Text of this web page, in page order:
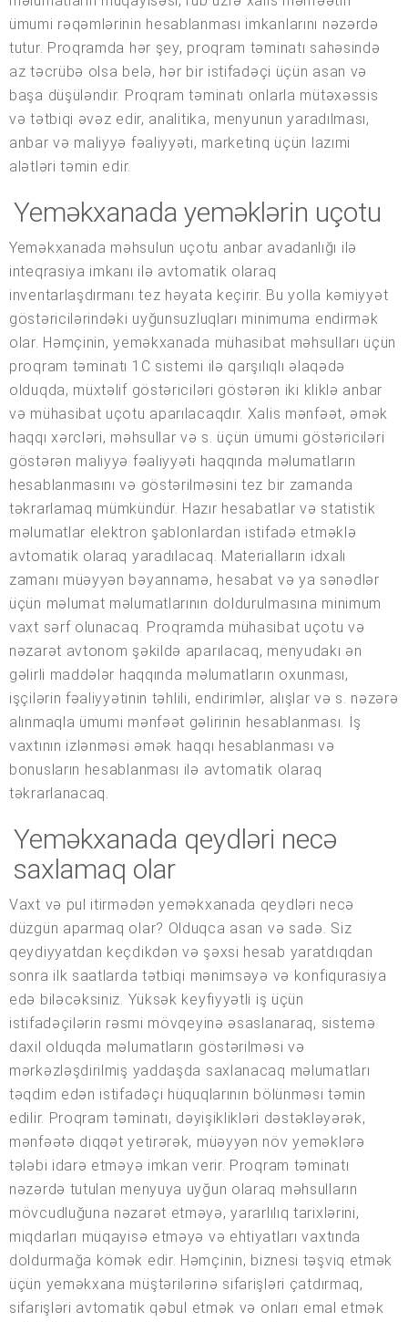
ümumi rəqəmlərinin hesablanması imkanlarını nəzərdə
tutur. Proqramda hər şey, proqram təminatı sahəsində
az təcrübə olsa belə, hər bir istifadəçi üçün asan və
başa düşüləndir. Proqram təminatı onlarla mütəxəssis
və tətbiqi əvəz edir, analitika, menyunun yaradılması,
anbar və maliyyə fəaliyyəti, marketinq üçün lazımi
alətləri təmin edir.
Yeməkxanada yeməklərin uçotu
Yeməkxanada məhsulun uçotu anbar avadanlığı ilə
inteqrasiya imkanı ilə avtomatik olaraq
inventarlaşdırmanı tez həyata keçirir. Bu yolla kəmiyyət
göstəricilərindəki uyğunsuzluqları minimuma endirmək
olar. Həmçinin, yeməkxanada mühasibat məhsulları üçün
proqram təminatı 1C sistemi ilə qarşılıqlı əlaqədə
olduqda, müxtəlif göstəriciləri göstərən iki kliklə anbar
və mühasibat uçotu aparılacaqdır. Xalis mənfəət, əmək
haqqı xərcləri, məhsullar və s. üçün ümumi göstəriciləri
göstərən maliyyə fəaliyyəti haqqında məlumatların
hesablanmasını və göstərilməsini tez bir zamanda
təkrarlamaq mümkündür. Hazır hesabatlar və statistik
məlumatlar elektron şablonlardan istifadə etməklə
avtomatik olaraq yaradılacaq. Materialların idxalı
zamanı müəyyən bəyannamə, hesabat və ya sənədlər
üçün məlumat məlumatlarının doldurulmasına minimum
vaxt sərf olunacaq. Proqramda mühasibat uçotu və
nəzarət avtonom şəkildə aparılacaq, menyudakı ən
gəlirli maddələr haqqında məlumatların oxunması,
işçilərin fəaliyyətinin təhlili, endirimlər, alışlar və s. nəzərə
alınmaqla ümumi mənfəət gəlirinin hesablanması. İş
vaxtının izlənməsi əmək haqqı hesablanması və
bonusların hesablanması ilə avtomatik olaraq
təkrarlanacaq.
Yeməkxanada qeydləri necə
saxlamaq olar
Vaxt və pul itirmədən yeməkxanada qeydləri necə
düzgün aparmaq olar? Olduqca asan və sadə. Siz
qeydiyyatdan keçdikdən və şəxsi hesab yaratdıqdan
sonra ilk saatlarda tətbiqi mənimsəyə və konfiqurasiya
edə biləcəksiniz. Yüksək keyfiyyətli iş üçün
istifadəçilərin rəsmi mövqeyinə əsaslanaraq, sistemə
daxil olduqda məlumatların göstərilməsi və
mərkəzləşdirilmiş yaddaşda saxlanacaq məlumatları
təqdim edən istifadəçi hüquqlarının bölünməsi təmin
edilir. Proqram təminatı, dəyişiklikləri dəstəkləyərək,
mənfəətə diqqət yetirərək, müəyyən növ yeməklərə
tələbi idarə etməyə imkan verir. Proqram təminatı
nəzərdə tutulan menyuya uyğun olaraq məhsulların
mövcudluğuna nəzarət etməyə, yararlılıq tarixlərini,
miqdarları müqayisə etməyə və ehtiyatları vaxtında
doldurmağa kömək edir. Həmçinin, biznesi təşviq etmək
üçün yeməkxana müştərilərinə sifarişləri çatdırmaq,
sifarişləri avtomatik qəbul etmək və onları emal etmək